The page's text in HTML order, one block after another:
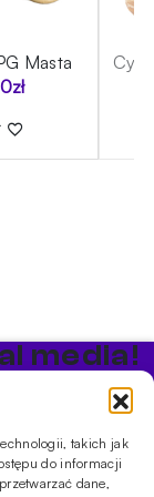
takich jak
do informacji
dane,
Masta
zł
media!
w sklepie